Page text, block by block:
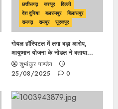
छत्तीसगढ़
जशपुर
दिल्ली
देश दुनिया
बलरामपुर
बिलासपुर
रायगढ़
रायपुर सूरजपुर
गोयल हॉस्पिटल में लगा बड़ा आरोप,
आयुष्मान योजना के नोडल ने बताया
हॉस्पिटल को बताया फर्जी दोषी कौन नोडल
अधिकारी या CHMO ?
शुभांकुर पाण्डेय
25/08/2025
0